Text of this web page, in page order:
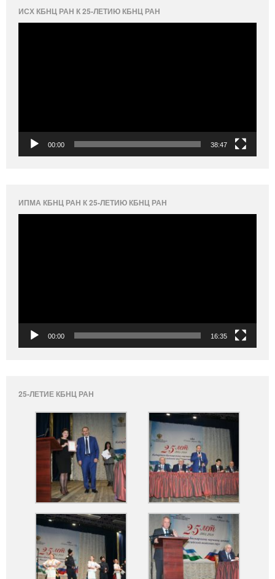
ИСХ КБНЦ РАН К 25-ЛЕТИЮ КБНЦ РАН
00:00 38:47
ИПМА КБНЦ РАН К 25-ЛЕТИЮ КБНЦ РАН
00:00 16:35
25-ЛЕТИЕ КБНЦ РАН